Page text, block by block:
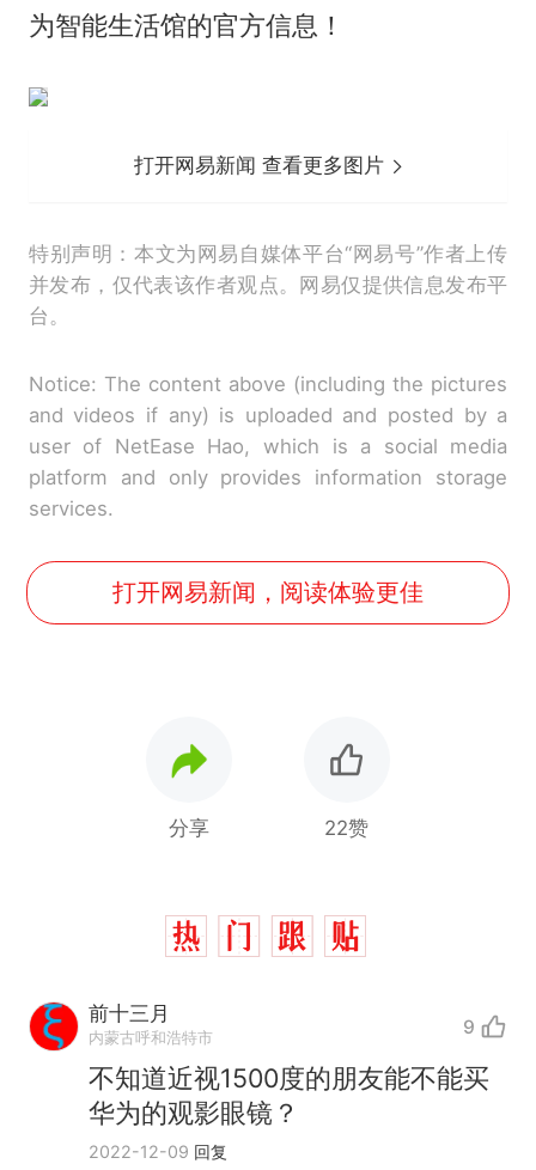
为智能生活馆的官方信息！
打开网易新闻 查看更多图片
特别声明：本文为网易自媒体平台“网易号”作者上传
并发布，仅代表该作者观点。网易仅提供信息发布平
台。
Notice: The content above (including the pictures
and videos if any) is uploaded and posted by a
user of NetEase Hao, which is a social media
platform and only provides information storage
services.
打开网易新闻，阅读体验更佳
分享 22赞
前十三月
内蒙古呼和浩特市 9
不知道近视1500度的朋友能不能买
华为的观影眼镜？
2022-12-09 回复